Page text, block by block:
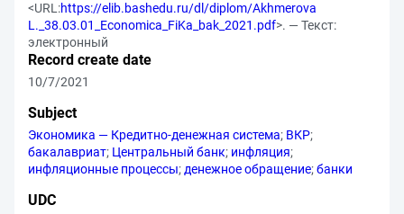
<URL:https://elib.bashedu.ru/dl/diplom/Akhmerova
L._38.03.01_Economica_FiKa_bak_2021.pdf>. — Текст:
электронный
Record create date
10/7/2021
Subject
Экономика — Кредитно-денежная система; ВКР;
бакалавриат; Центральный банк; инфляция;
инфляционные процессы; денежное обращение;банки
UDC